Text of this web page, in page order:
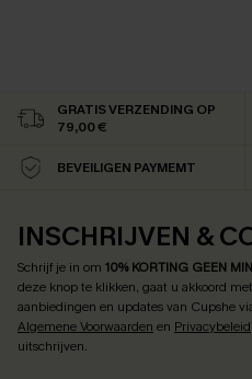
GRATIS VERZENDING OP
79,00 €
BEVEILIGEN PAYMEMT
INSCHRIJVEN &
Schrijf je in om 10% KORTING GEEN
deze knop te klikken, gaat u akkoord
aanbiedingen en updates van Cupshe
Algemene Voorwaarden en Privacybeleid
uitschrijven.